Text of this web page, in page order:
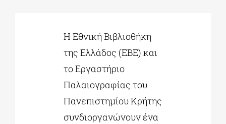
ΠΟΛΙΤΙΣΤΙΚΟΙ ΦΟΡΕΙΣ
Η Εθνική Βιβλιοθήκη
της Ελλάδος (ΕΒΕ) και
το Εργαστήριο
Παλαιογραφίας του
Πανεπιστημίου Κρήτης
συνδιοργανώνουν ένα